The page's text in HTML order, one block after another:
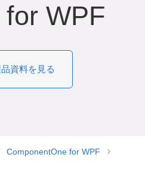
WPF
資料を見る
ComponentOne for WPF